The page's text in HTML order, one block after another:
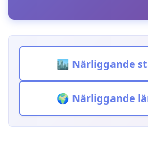
🏙️ Närliggande
🌍 Närliggande